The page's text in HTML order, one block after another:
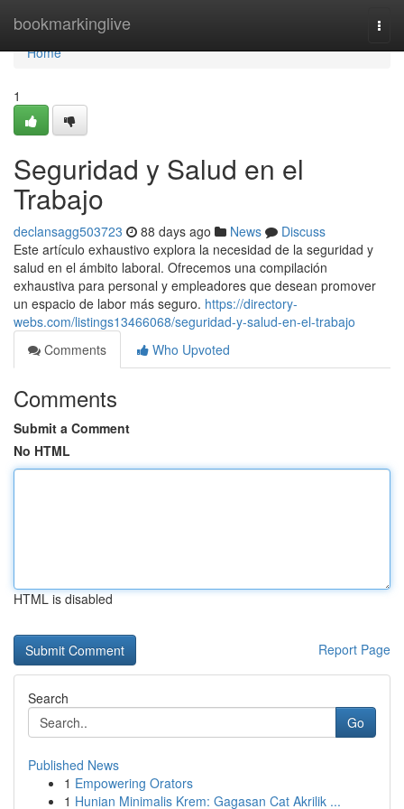
bookmarkinglive
Home
Home
1
Seguridad y Salud en el
Trabajo
declansagg503723 88 days ago News
Discuss
Este artículo exhaustivo explora la necesidad de la seguridad y
salud en el ámbito laboral. Ofrecemos una compilación
exhaustiva para personal y empleadores que desean promover
un espacio de labor más seguro. https://directory-
webs.com/listings13466068/seguridad-y-salud-en-el-trabajo
Comments
Who Upvoted
Comments
Submit a Comment
No HTML
HTML is disabled
Report Page
Search
Go
Published News
1 Empowering Orators
1 Hunian Minimalis Krem: Gagasan Cat Akrilik ...